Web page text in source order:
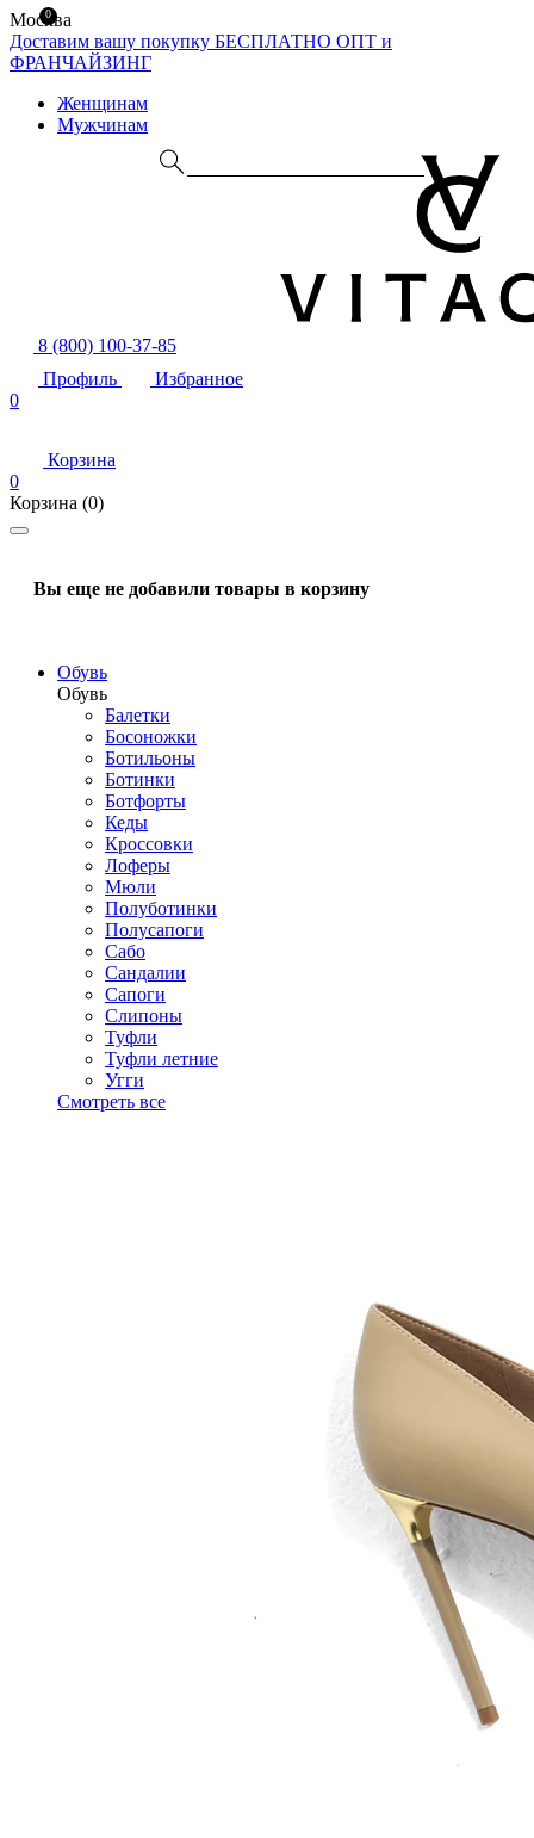
Москва
Доставим вашу покупку БЕСПЛАТНО ОПТ и
ФРАНЧАЙЗИНГ
Женщинам
Мужчинам
8 (800) 100-37-85
Профиль
Избранное
0
Корзина
0
Корзина (0)
Вы еще не добавили товары в корзину
Обувь
Обувь
Балетки
Босоножки
Ботильоны
Ботинки
Ботфорты
Кеды
Кроссовки
Лоферы
Мюли
Полуботинки
Полусапоги
Сабо
Сандалии
Сапоги
Слипоны
Туфли
Туфли летние
Угги
Смотреть все
0